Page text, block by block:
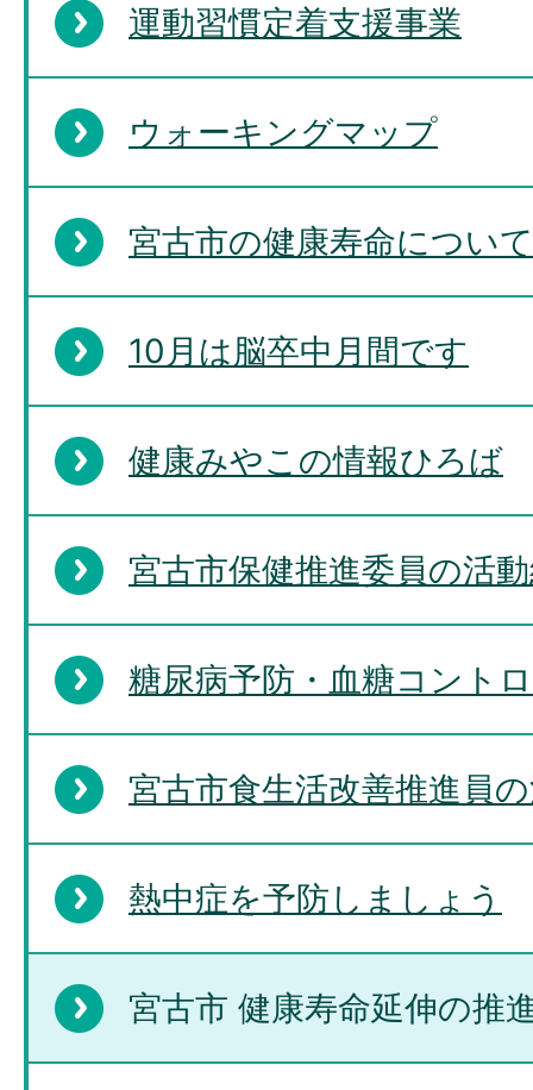
運動習慣定着支援事業
ウォーキングマップ
宮古市の健康寿命について
10月は脳卒中月間です
健康みやこの情報ひろば
宮古市保健推進委員の活
糖尿病予防・血糖コント
宮古市食生活改善推進員
熱中症を予防しましょう
宮古市 健康寿命延伸の推